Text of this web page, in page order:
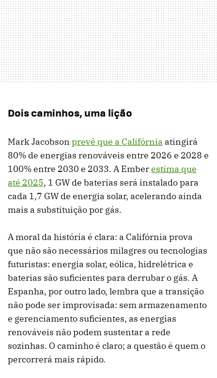
Dois caminhos, uma lição
Mark Jacobson prevê que a Califórnia atingirá
80% de energias renováveis ​​entre 2026 e 2028 e
100% entre 2030 e 2033. A Emberestima que
até 2025, 1 GW de baterias será instalado para
cada 1,7 GW de energia solar, acelerando ainda
mais a substituição por gás.
A moral da história é clara: a Califórnia prova
que não são necessários milagres ou tecnologias
futuristas: energia solar, eólica, hidrelétrica e
baterias são suficientes para derrubar o gás. A
Espanha, por outro lado, lembra que a transição
não pode ser improvisada: sem armazenamento
e gerenciamento suficientes, as energias
renováveis ​​não podem sustentar a rede
sozinhas. O caminho é claro; a questão é quem o
percorrerá mais rápido.